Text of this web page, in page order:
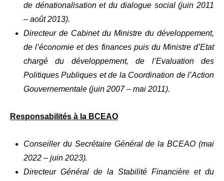
de dénationalisation et du dialogue social (juin 2011
– août 2013).
Directeur de Cabinet du Ministre du développement,
de l’économie et des finances puis du Ministre d’Etat
chargé du développement, de l’Evaluation des
Politiques Publiques et de la Coordination de l’Action
Gouvernementale (juin 2007 – mai 2011).
Responsabilités à la BCEAO
Conseiller du Secrétaire Général de la BCEAO (mai
2022 – juin 2023).
Directeur Général de la Stabilité Financière et du